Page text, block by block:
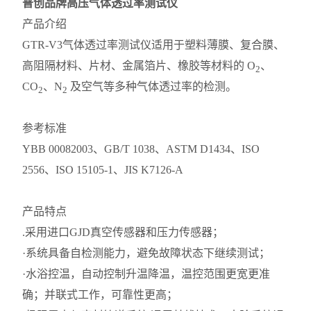
普创品牌高压气体透过率测试仪
产品介绍
GTR-V3气体透过率测试仪适用于塑料薄膜、复合膜、
高阻隔材料、片材、金属箔片、橡胶等材料的 O2、
CO2、N2 及空气等多种气体透过率的检测。
参考标准
YBB 00082003、GB/T 1038、ASTM D1434、ISO
2556、ISO 15105-1、JIS K7126-A
产品特点
.采用进口GJD真空传感器和压力传感器；
·系统具备自检测能力，避免故障状态下继续测试；
·水浴控温，自动控制升温降温，温控范围更宽更准
确；并联式工作，可靠性更高；